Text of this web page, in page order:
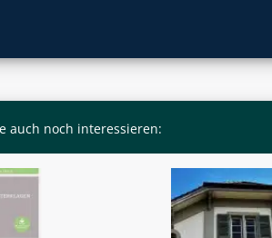
auch noch interessieren: